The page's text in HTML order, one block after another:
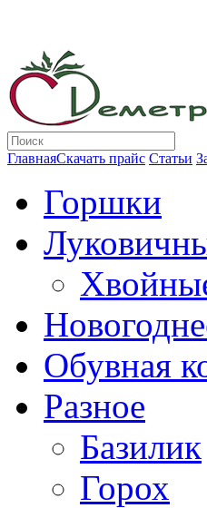
ГлавнаяСкачать прайс Статьи
Горшки
Обувная
Разное
Базилик
Горох